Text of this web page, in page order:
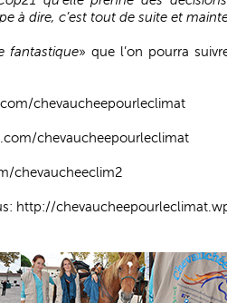
à dire, c’est tout de suite et
fantastique» que l’on pourra
chevaucheepourleclimat
chevaucheepourleclimat
chevaucheeclim2
http://